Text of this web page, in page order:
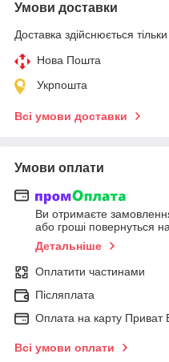
Умови доставки
Доставка здійснюється
Нова Пошта
Укрпошта
Всі умови доставки
Умови оплати
Ви отримаєте
або гроші повернуться
Детальніше
Оплатити частинами
Післяплата
Оплата на карту Приват
Всі умови оплати